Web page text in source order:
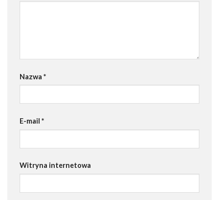
Nazwa *
E-mail *
Witryna internetowa